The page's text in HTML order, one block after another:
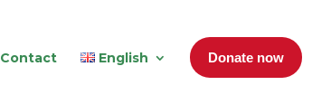
Contact English Donate now